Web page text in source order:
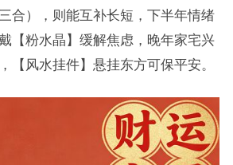
合），则能互补长短，下半年情绪
【粉水晶】缓解焦虑，晚年家宅兴
【风水挂件】悬挂东方可保平安。